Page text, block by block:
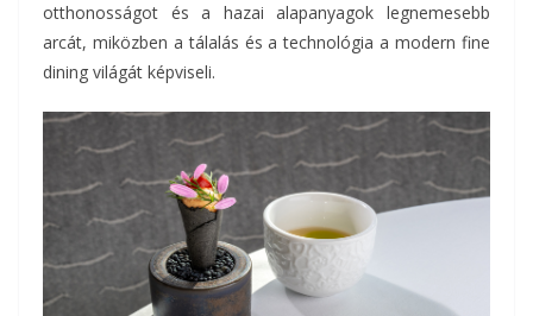
otthonosságot és a hazai alapanyagok legnemesebb
arcát, miközben a tálalás és a technológia a modern fine
dining világát képviseli.